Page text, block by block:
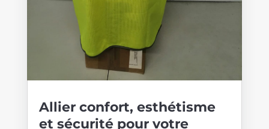
Allier confort, esthétisme
et sécurité pour votre